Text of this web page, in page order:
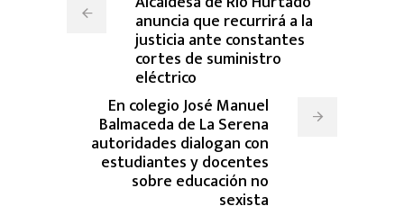
anuncia que recurrirá a la
justicia ante constantes
cortes de suministro
eléctrico
En colegio José Manuel
Balmaceda de La Serena
autoridades dialogan con
estudiantes y docentes
sobre educación no
sexista